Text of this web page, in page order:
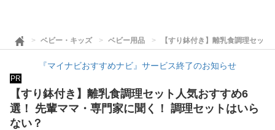
ベビー・キッズ ベビー用品 【すり鉢付き】離乳食調理セッ
『マイナビおすすめナビ』サービス終了のお知らせ
PR
【すり鉢付き】離乳食調理セット人気おすすめ6
選！ 先輩ママ・専門家に聞く！ 調理セットはいら
ない？